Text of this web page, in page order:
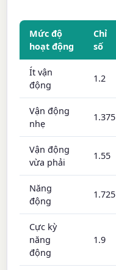
Mức độ
hoạt động
Chỉ
số
Ít vận
động
1.2
Vận động
nhẹ
1.375
Vận động
vừa phải
1.55
Năng
động
1.725
Cực kỳ
năng
động
1.9